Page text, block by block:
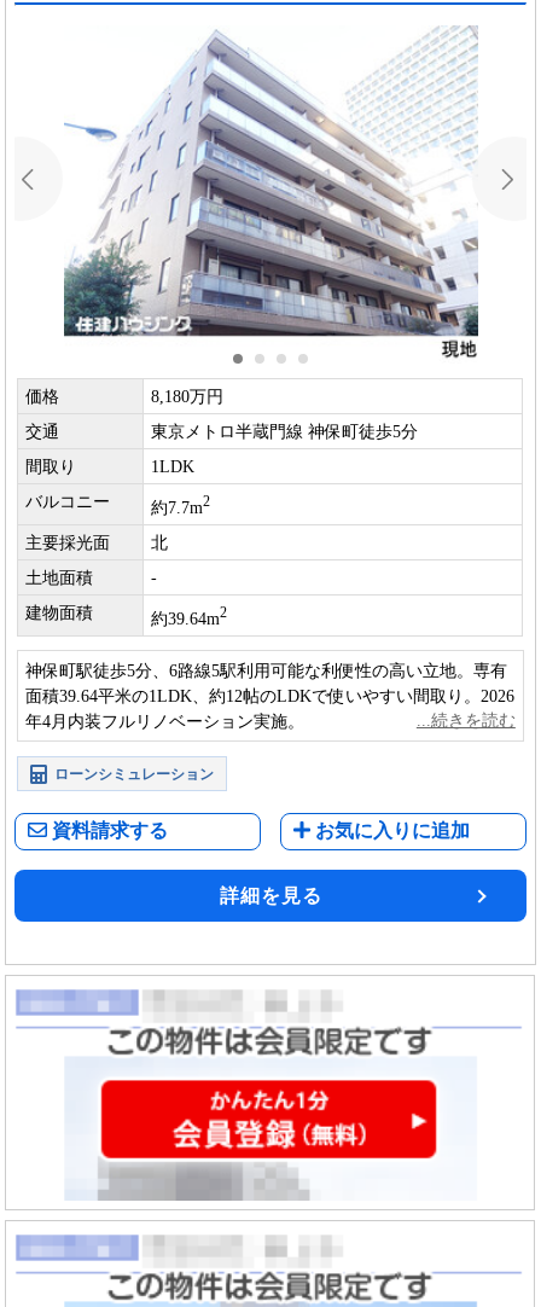
価格
8,180万円
交通
東京メトロ半蔵門線 神保町徒歩5分
間取り
1LDK
バルコニー
約7.7m2
主要採光面
北
土地面積
-
建物面積
約39.64m2
神保町駅徒歩5分、6路線5駅利用可能な利便性の高い立地。専有
面積39.64平米の1LDK、約12帖のLDKで使いやすい間取り。2026
年4月内装フルリノベーション実施。
ローンシミュレーション
資料請求する お気に入りに追加
詳細を見る